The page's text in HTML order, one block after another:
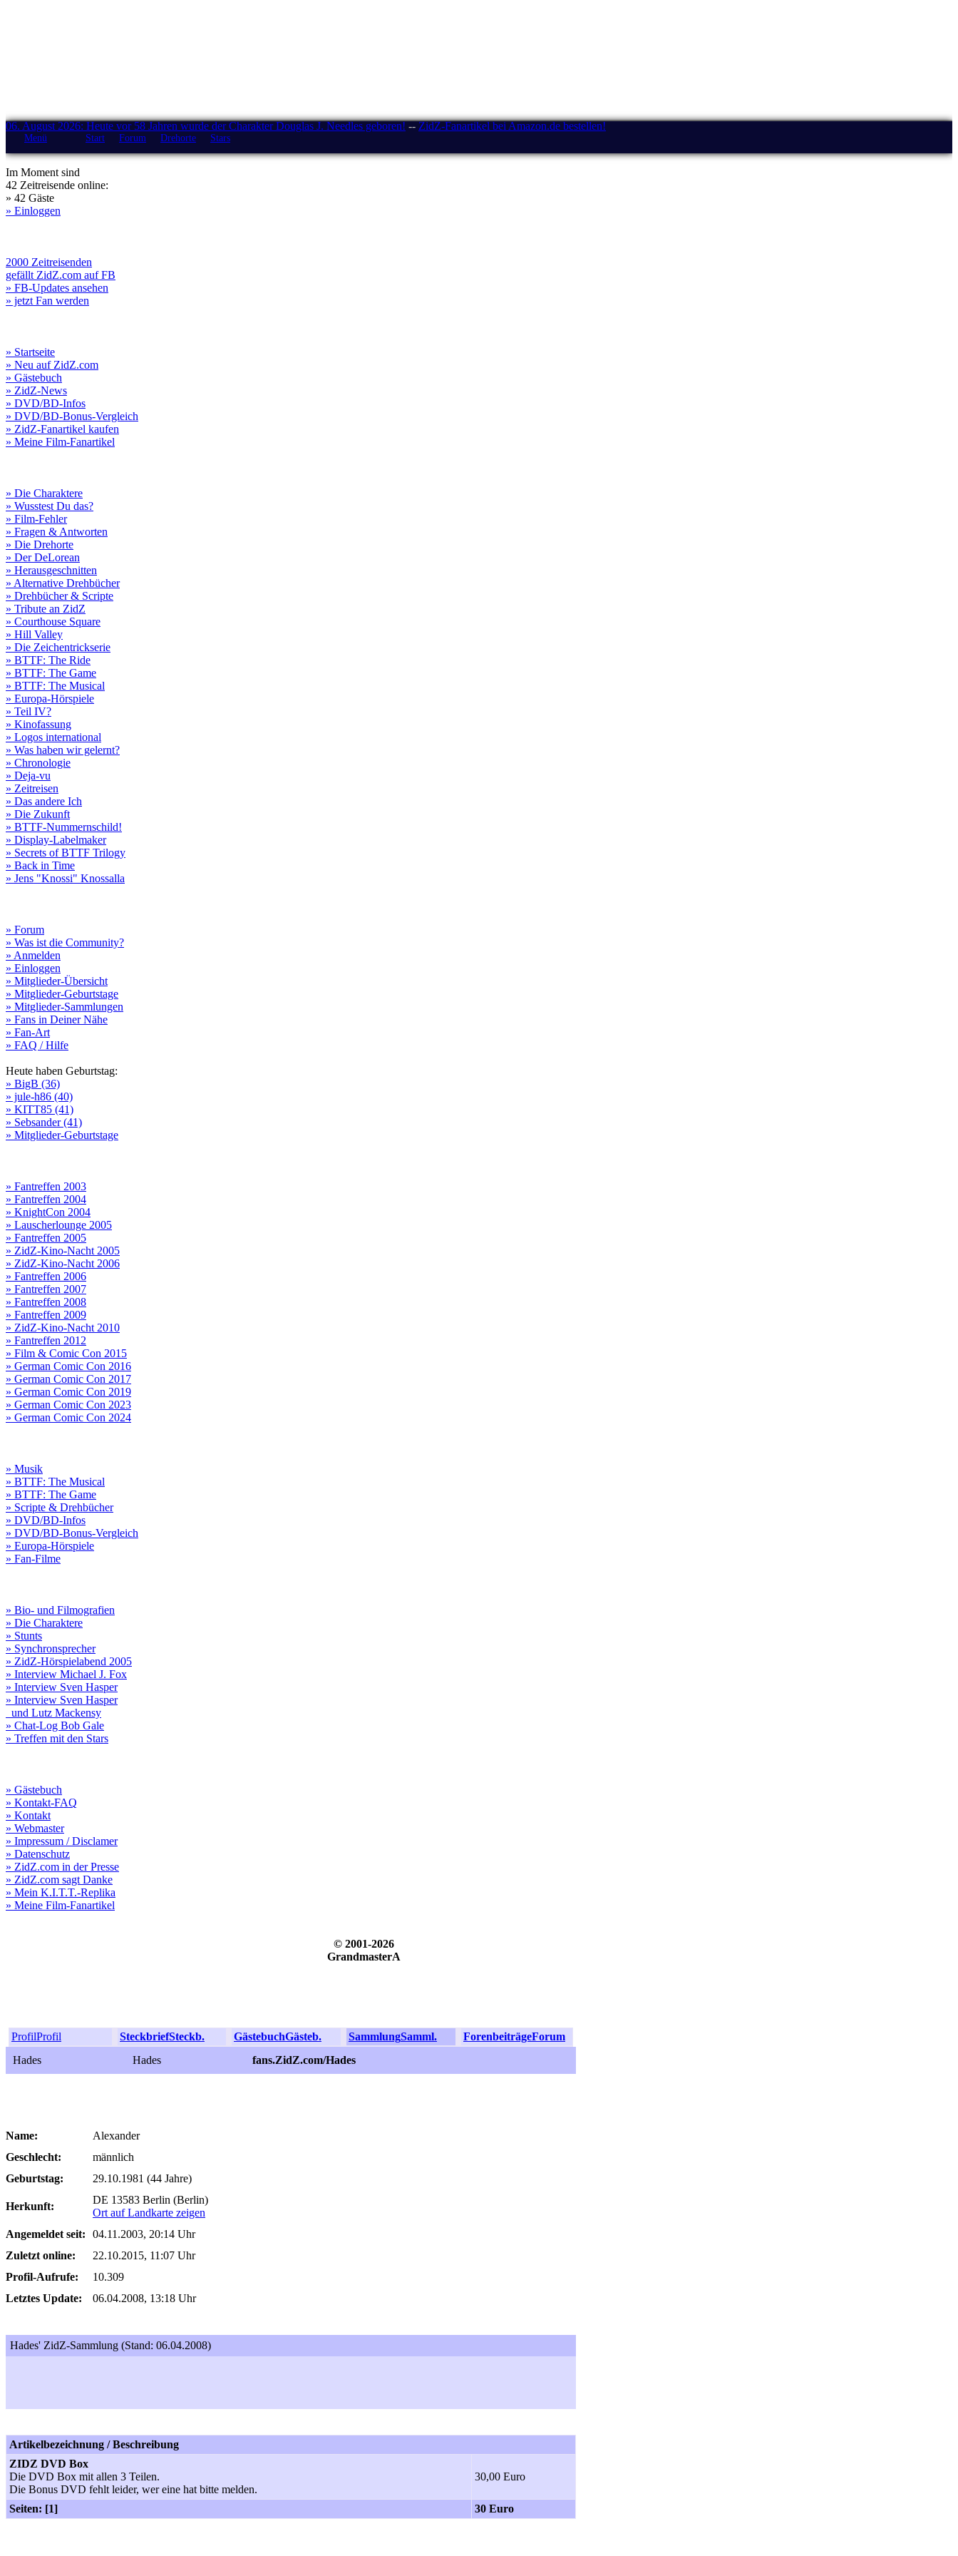
06. August 2026: Heute vor 58 Jahren wurde der Charakter Douglas J. Needles geboren! -- ZidZ-Fanartikel bei Amazon.de bestellen!
Menü Start Forum Drehorte Stars
Im Moment sind
42 Zeitreisende online:
» 42 Gäste
» Einloggen
2000 Zeitreisenden
gefällt ZidZ.com auf FB
» FB-Updates ansehen
» jetzt Fan werden
» Startseite
» Neu auf ZidZ.com
» Gästebuch
» ZidZ-News
» DVD/BD-Infos
» DVD/BD-Bonus-Vergleich
» ZidZ-Fanartikel kaufen
» Meine Film-Fanartikel
» Die Charaktere
» Wusstest Du das?
» Film-Fehler
» Fragen & Antworten
» Die Drehorte
» Der DeLorean
» Herausgeschnitten
» Alternative Drehbücher
» Drehbücher & Scripte
» Tribute an ZidZ
» Courthouse Square
» Hill Valley
» Die Zeichentrickserie
» BTTF: The Ride
» BTTF: The Game
» BTTF: The Musical
» Europa-Hörspiele
» Teil IV?
» Kinofassung
» Logos international
» Was haben wir gelernt?
» Chronologie
» Deja-vu
» Zeitreisen
» Das andere Ich
» Die Zukunft
» BTTF-Nummernschild!
» Display-Labelmaker
» Secrets of BTTF Trilogy
» Back in Time
» Jens "Knossi" Knossalla
» Forum
» Was ist die Community?
» Anmelden
» Einloggen
» Mitglieder-Übersicht
» Mitglieder-Geburtstage
» Mitglieder-Sammlungen
» Fans in Deiner Nähe
» Fan-Art
» FAQ / Hilfe
Heute haben Geburtstag:
» BigB (36)
» jule-h86 (40)
» KITT85 (41)
» Sebsander (41)
» Mitglieder-Geburtstage
» Fantreffen 2003
» Fantreffen 2004
» KnightCon 2004
» Lauscherlounge 2005
» Fantreffen 2005
» ZidZ-Kino-Nacht 2005
» ZidZ-Kino-Nacht 2006
» Fantreffen 2006
» Fantreffen 2007
» Fantreffen 2008
» Fantreffen 2009
» ZidZ-Kino-Nacht 2010
» Fantreffen 2012
» Film & Comic Con 2015
» German Comic Con 2016
» German Comic Con 2017
» German Comic Con 2019
» German Comic Con 2023
» German Comic Con 2024
» Musik
» BTTF: The Musical
» BTTF: The Game
» Scripte & Drehbücher
» DVD/BD-Infos
» DVD/BD-Bonus-Vergleich
» Europa-Hörspiele
» Fan-Filme
» Bio- und Filmografien
» Die Charaktere
» Stunts
» Synchronsprecher
» ZidZ-Hörspielabend 2005
» Interview Michael J. Fox
» Interview Sven Hasper
» Interview Sven Hasper
und Lutz Mackensy
» Chat-Log Bob Gale
» Treffen mit den Stars
» Gästebuch
» Kontakt-FAQ
» Kontakt
» Webmaster
» Impressum / Disclamer
» Datenschutz
» ZidZ.com in der Presse
» ZidZ.com sagt Danke
» Mein K.I.T.T.-Replika
» Meine Film-Fanartikel
© 2001-2026
GrandmasterA
ProfilProfil SteckbriefSteckb. GästebuchGästeb. SammlungSamml. ForenbeiträgeForum
Hades
Hades fans.ZidZ.com/Hades
Name:
Alexander
Geschlecht:
männlich
Geburtstag:
29.10.1981 (44 Jahre)
Herkunft:
DE 13583 Berlin (Berlin)
Ort auf Landkarte zeigen
Angemeldet seit:
04.11.2003, 20:14 Uhr
Zuletzt online:
22.10.2015, 11:07 Uhr
Profil-Aufrufe:
10.309
Letztes Update:
06.04.2008, 13:18 Uhr
Hades' ZidZ-Sammlung (Stand: 06.04.2008)
Artikelbezeichnung / Beschreibung
ZIDZ DVD Box
Die DVD Box mit allen 3 Teilen.
Die Bonus DVD fehlt leider, wer eine hat bitte melden.
30,00 Euro
Seiten: [1] 30 Euro